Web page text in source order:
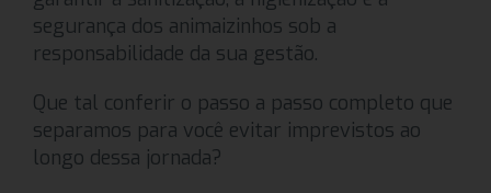
segurança dos animaizinhos sob a
responsabilidade da sua gestão.
Que tal conferir o passo a passo completo que
separamos para você evitar imprevistos ao
longo dessa jornada?